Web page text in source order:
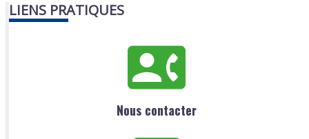
LIENS PRATIQUES
Nous contacter